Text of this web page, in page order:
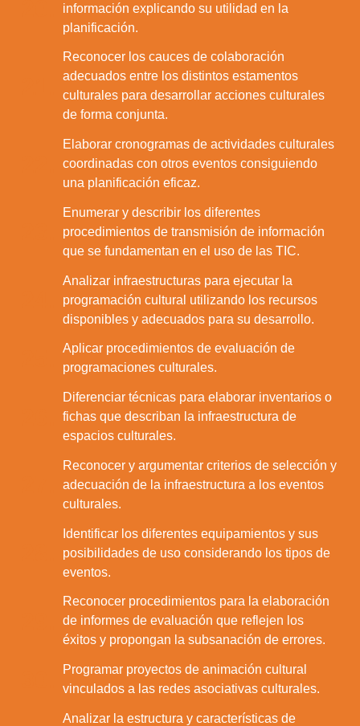
información explicando su utilidad en la
planificación.
Reconocer los cauces de colaboración
adecuados entre los distintos estamentos
culturales para desarrollar acciones culturales
de forma conjunta.
Elaborar cronogramas de actividades culturales
coordinadas con otros eventos consiguiendo
una planificación eficaz.
Enumerar y describir los diferentes
procedimientos de transmisión de información
que se fundamentan en el uso de las TIC.
Analizar infraestructuras para ejecutar la
programación cultural utilizando los recursos
disponibles y adecuados para su desarrollo.
Aplicar procedimientos de evaluación de
programaciones culturales.
Diferenciar técnicas para elaborar inventarios o
fichas que describan la infraestructura de
espacios culturales.
Reconocer y argumentar criterios de selección y
adecuación de la infraestructura a los eventos
culturales.
Identificar los diferentes equipamientos y sus
posibilidades de uso considerando los tipos de
eventos.
Reconocer procedimientos para la elaboración
de informes de evaluación que reflejen los
éxitos y propongan la subsanación de errores.
Programar proyectos de animación cultural
vinculados a las redes asociativas culturales.
Analizar la estructura y características de